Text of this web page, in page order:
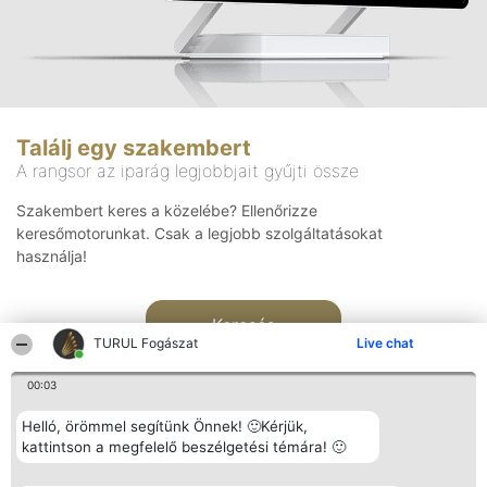
TURUL Fogászat Live chat
00:03
Helló, örömmel segítünk Önnek! 🙂Kérjük,
kattintson a megfelelő beszélgetési témára! 🙂
Találj egy szakembert
A rangsor az iparág legjobbjait gyűjti össze
Szakembert keres a közelébe? Ellenőrizze
keresőmotorunkat. Csak a legjobb szolgáltatásokat
használja!
Keresés